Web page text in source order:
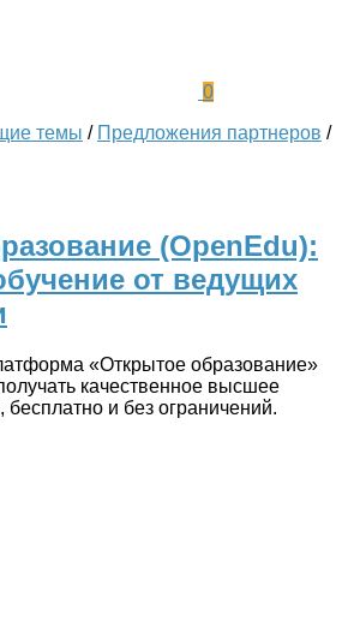
0
темы / Предложения партнеров /
(OpenEdu):
от ведущих
«Открытое образование»
качественное высшее
и без ограничений.